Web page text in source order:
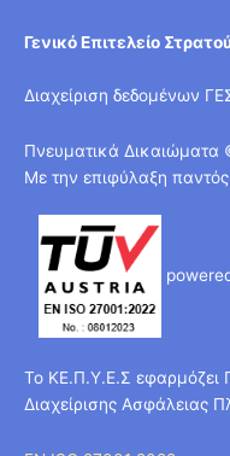
Γενικό Επιτελείο
Διαχείριση δεδομένων
Πνευματικά Δικαιώματα
Με την επιφύλαξη
Το ΚΕ.Π.Υ.Ε.Σ εφαρμόζει
Διαχείρισης Ασφάλειας